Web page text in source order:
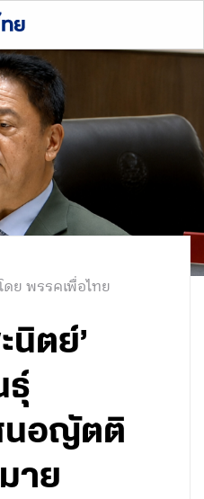
ดย พรรคเพื่อไทย
นิตย์’
ธุ์
นอญัตติ
าย